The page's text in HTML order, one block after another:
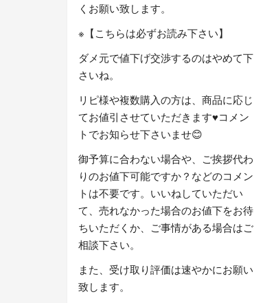
くお願い致します。
※【こちらは必ずお読み下さい】
ダメ元で値下げ交渉するのはやめて下
さいね。
リピ様や複数購入の方は、商品に応じ
てお値引させていただきます♥️コメン
トでお知らせ下さいませ😊
御予算に合わない場合や、ご挨拶代わ
りのお値下可能ですか？などのコメン
トは不要です。いいねしていただい
て、売れなかった場合のお値下をお待
ちいただくか、ご事情がある場合はご
相談下さい。
また、受け取り評価は速やかにお願い
致します。